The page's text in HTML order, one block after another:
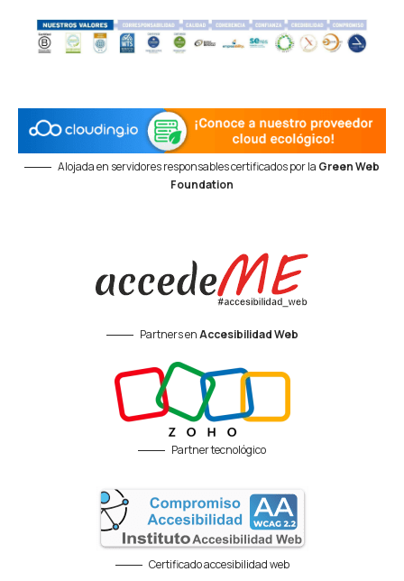
Alojada en servidores responsables certificados por la Green Web
Foundation
Partners enAccesibilidad Web
Partner tecnológico
Certificado accesibilidad web